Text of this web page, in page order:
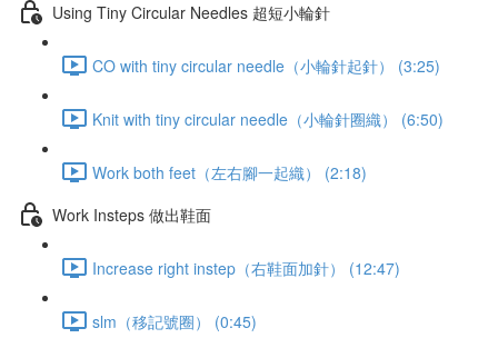
Using Tiny Circular Needles 超短小輪針
CO with tiny circular needle（小輪針起針） (3:25)
Knit with tiny circular needle（小輪針圈織） (6:50)
Work both feet（左右腳一起織） (2:18)
Work Insteps 做出鞋面
Increase right instep（右鞋面加針） (12:47)
slm（移記號圈） (0:45)